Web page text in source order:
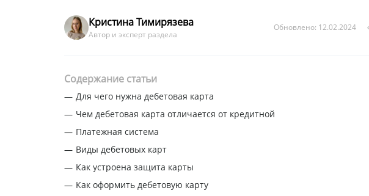
Кристина Тимирязева
Автор и эксперт раздела
Обновлено: 12.02.2024
Содержание статьи
Для чего нужна дебетовая карта
Чем дебетовая карта отличается от кредитной
Платежная система
Виды дебетовых карт
Как устроена защита карты
Как оформить дебетовую карту